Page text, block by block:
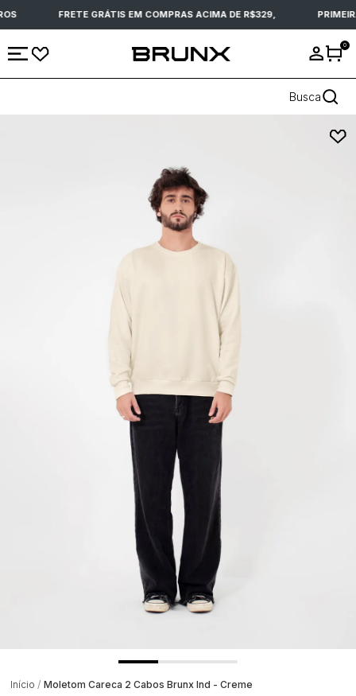
FRETE GRÁTIS EM COMPRAS ACIMA DE R$329,
0
Busca
Início Moletom Careca 2 Cabos Brunx Ind - Creme